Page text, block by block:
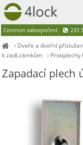
› Dveře a dveřní
k zadl.zámkům › Protiplechy
Zapadací plech
Centrum zabezpečení: 233